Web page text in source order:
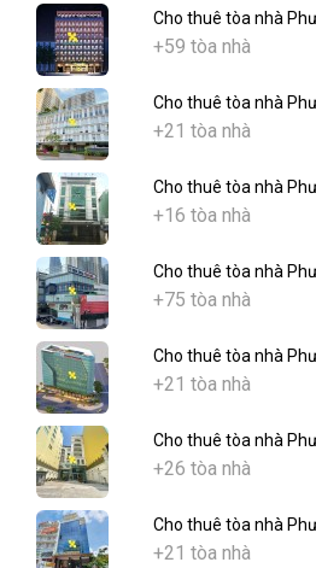
Cho thuê tòa nhà
+59 tòa nhà
Cho thuê tòa nhà
+21 tòa nhà
Cho thuê tòa nhà
+16 tòa nhà
Cho thuê tòa nhà
+75 tòa nhà
Cho thuê tòa nhà
+21 tòa nhà
Cho thuê tòa nhà
+26 tòa nhà
Cho thuê tòa nhà
+21 tòa nhà